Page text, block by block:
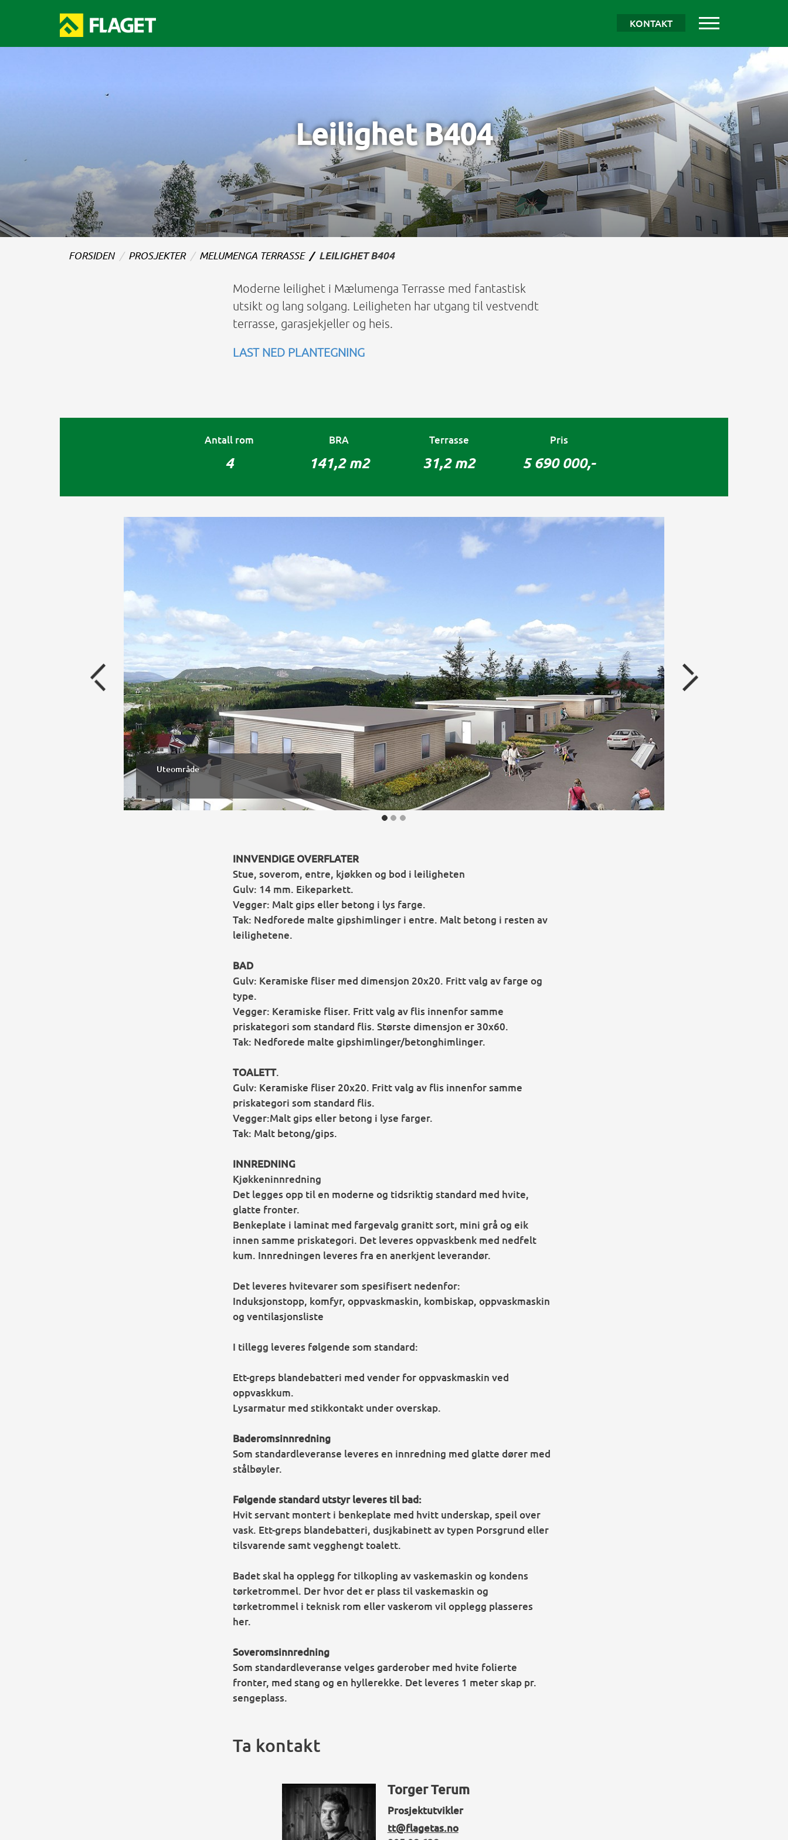
KONTAKT
Leilighet B404
FORSIDEN PROSJEKTER MELUMENGA TERRASSE LEILIGHET B404
Moderne leilighet i Mælumenga Terrasse med fantastisk
utsikt og lang solgang. Leiligheten har utgang til vestvendt
terrasse, garasjekjeller og heis.
LAST NED PLANTEGNING
Antall rom
4
BRA
141,2 m2
Terrasse
31,2 m2
Pris
5 690 000,-
Fasade
INNVENDIGE OVERFLATER
Stue, soverom, entre, kjøkken og bod i leiligheten
Gulv: 14 mm. Eikeparkett.
Vegger: Malt gips eller betong i lys farge.
Tak: Nedforede malte gipshimlinger i entre. Malt betong i resten av
leilighetene.
BAD
Gulv: Keramiske fliser med dimensjon 20x20. Fritt valg av farge og
type.
Vegger: Keramiske fliser. Fritt valg av flis innenfor samme
priskategori som standard flis. Største dimensjon er 30x60.
Tak: Nedforede malte gipshimlinger/betonghimlinger.
TOALETT.
Gulv: Keramiske fliser 20x20. Fritt valg av flis innenfor samme
priskategori som standard flis.
Vegger:Malt gips eller betong i lyse farger.
Tak: Malt betong/gips.
INNREDNING
Kjøkkeninnredning
Det legges opp til en moderne og tidsriktig standard med hvite,
glatte fronter.
Benkeplate i laminat med fargevalg granitt sort, mini grå og eik
innen samme priskategori. Det leveres oppvaskbenk med nedfelt
kum. Innredningen leveres fra en anerkjent leverandør.
Det leveres hvitevarer som spesifisert nedenfor:
Induksjonstopp, komfyr, oppvaskmaskin, kombiskap, oppvaskmaskin
og ventilasjonsliste
I tillegg leveres følgende som standard:
Ett-greps blandebatteri med vender for oppvaskmaskin ved
oppvaskkum.
Lysarmatur med stikkontakt under overskap.
Baderomsinnredning
Som standardleveranse leveres en innredning med glatte dører med
stålbøyler.
Følgende standard utstyr leveres til bad:
Hvit servant montert i benkeplate med hvitt underskap, speil over
vask. Ett-greps blandebatteri, dusjkabinett av typen Porsgrund eller
tilsvarende samt vegghengt toalett.
Badet skal ha opplegg for tilkopling av vaskemaskin og kondens
tørketrommel. Der hvor det er plass til vaskemaskin og
tørketrommel i teknisk rom eller vaskerom vil opplegg plasseres
her.
Soveromsinnredning
Som standardleveranse velges garderober med hvite folierte
fronter, med stang og en hyllerekke. Det leveres 1 meter skap pr.
sengeplass.
Ta kontakt
Torger Terum
Prosjektutvikler
tt@flagetas.no